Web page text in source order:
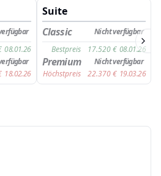
08.01.26
18.02.26
Suite
Classic
Nicht verfügbar
Bestpreis
17.520€ 08.01.26
Premium
Nicht verfügbar
Höchstpreis
22.370€ 19.03.26